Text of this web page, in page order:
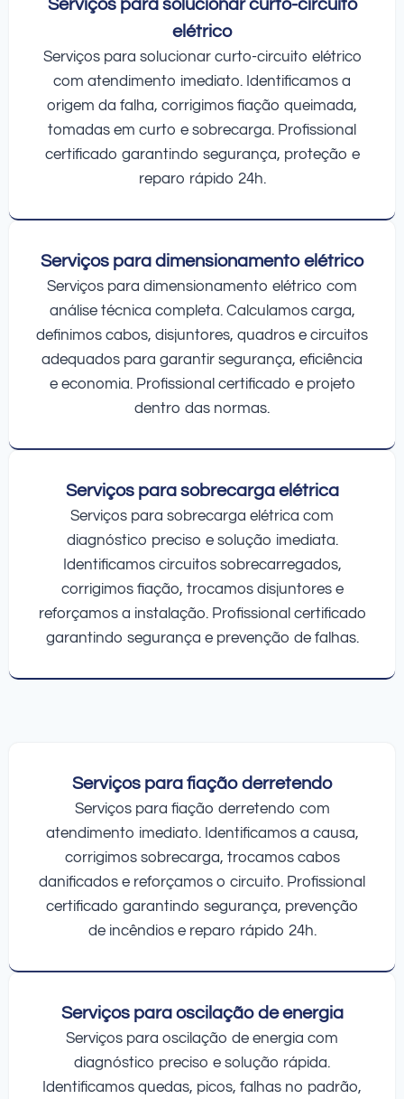
Serviços para solucionar curto-circuito
elétrico
Serviços para solucionar curto-circuito elétrico
com atendimento imediato. Identificamos a
origem da falha, corrigimos fiação queimada,
tomadas em curto e sobrecarga. Profissional
certificado garantindo segurança, proteção e
reparo rápido 24h.
Serviços para dimensionamento elétrico
Serviços para dimensionamento elétrico com
análise técnica completa. Calculamos carga,
definimos cabos, disjuntores, quadros e circuitos
adequados para garantir segurança, eficiência
e economia. Profissional certificado e projeto
dentro das normas.
Serviços para sobrecarga elétrica
Serviços para sobrecarga elétrica com
diagnóstico preciso e solução imediata.
Identificamos circuitos sobrecarregados,
corrigimos fiação, trocamos disjuntores e
reforçamos a instalação. Profissional certificado
garantindo segurança e prevenção de falhas.
Serviços para fiação derretendo
Serviços para fiação derretendo com
atendimento imediato. Identificamos a causa,
corrigimos sobrecarga, trocamos cabos
danificados e reforçamos o circuito. Profissional
certificado garantindo segurança, prevenção
de incêndios e reparo rápido 24h.
Serviços para oscilação de energia
Serviços para oscilação de energia com
diagnóstico preciso e solução rápida.
Identificamos quedas, picos, falhas no padrão,